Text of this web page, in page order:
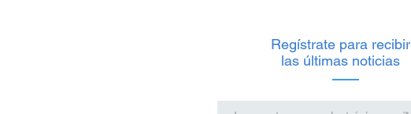
Regístrate para recibir
las últimas noticias